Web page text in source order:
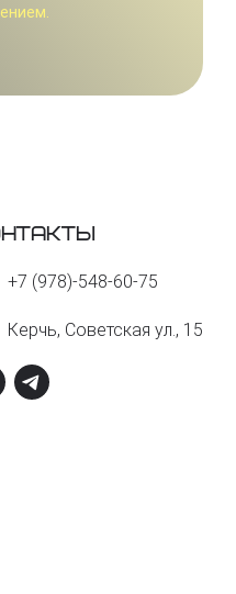
+7 (978)-548-60-75
Керчь, Советская ул., 15